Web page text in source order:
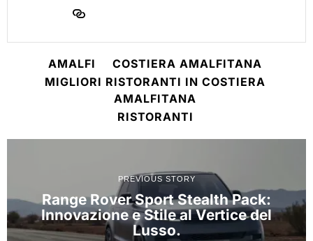
AMALFI
COSTIERA AMALFITANA
MIGLIORI RISTORANTI IN COSTIERA
AMALFITANA
RISTORANTI
PREVIOUS STORY
Range Rover Sport Stealth Pack:
Innovazione e Stile al Vertice del
Lusso.